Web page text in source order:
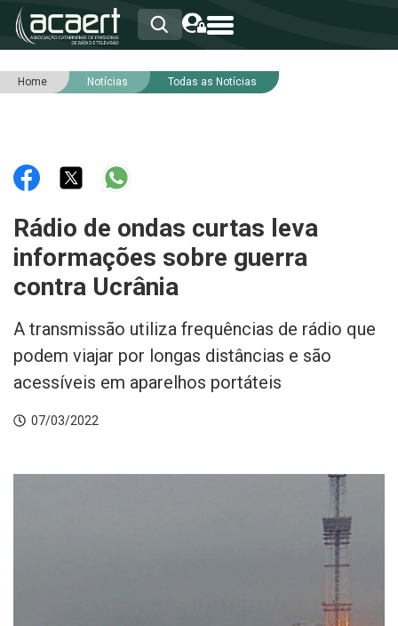
HOME
RNA
NOTÍCIAS
SERVIÇOS
INTEGRIDADE
Home Notícias Todas as Notícias
Rádio de ondas curtas leva
informações sobre guerra
contra Ucrânia
A transmissão utiliza frequências de rádio que
podem viajar por longas distâncias e são
acessíveis em aparelhos portáteis
07/03/2022